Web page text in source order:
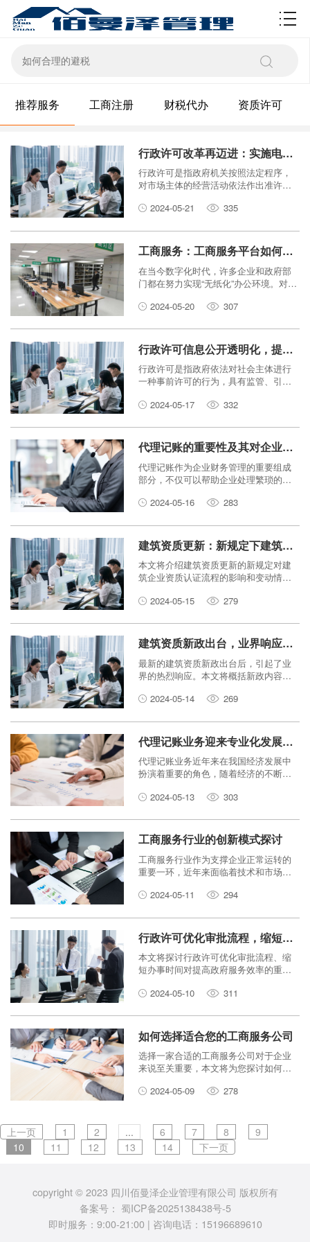
资质许可
推荐服务 工商注册 财税代办 资质许可
行政许可改革再迈进：实施电子化申请，提升服务效能
行政许可是指政府机关按照法定程序，
对市场主体的经营活动依法作出准许或
发展，电子化申请成为了行政许可改革
改革中实施电子化申请所带来的优势和
影响，以及如何提升服务效能。
2024-05-21 335
工商服务：工商服务平台如何打造‘无纸化’办公环境？
在当今数字化时代，许多企业和政府部
门都在努力实现“无纸化”办公环境。对于
仅可以提高工作效率，还能减少资源浪
现代科技手段，打造符合当今时代潮流
的无纸化办公环境，以及实现这一目标
的重要性和益处。
2024-05-20 307
行政许可信息公开透明化，提升监管效能
行政许可是指政府依法对社会主体进行
一种事前许可的行为，具有监管、引导
而，长期以来，行政许可过程中的信息
一些不法行为的滋生和监管效能的低
下。为此，行政许可信息公开透明化成
为提升监管效能的关键举措。
2024-05-17 332
代理记账的重要性及其对企业发展的价值
代理记账作为企业财务管理的重要组成
部分，不仅可以帮助企业处理繁琐的财
的财务数据和专业的财务咨询。本文将
展的价值。
2024-05-16 283
建筑资质更新：新规定下建筑企业资质认证流程变动
本文将介绍建筑资质更新的新规定对建
筑企业资质认证流程的影响和变动情
2024-05-15
279
建筑资质新政出台，业界响应热烈
最新的建筑资质新政出台后，引起了业
界的热烈响应。本文将概括新政内容，
2024-05-14
269
代理记账业务迎来专业化发展，服务领域不断扩大
代理记账业务近年来在我国经济发展中
扮演着重要的角色，随着经济的不断发
的发展，并且其服务领域也不断扩大。
2024-05-13 303
工商服务行业的创新模式探讨
工商服务行业作为支撑企业正常运转的
重要一环，近年来面临着技术和市场变
业在创新模式方面的应对之道。
2024-05-11 294
行政许可优化审批流程，缩短办事时间
本文将探讨行政许可优化审批流程、缩
短办事时间对提高政府服务效率的重要
短办事时间来提升行政效率。
2024-05-10 311
如何选择适合您的工商服务公司
选择一家合适的工商服务公司对于企业
来说至关重要，本文将为您探讨如何选
记账、建筑资质到行政许可均会进行涵
2024-05-09 278
上一页 1 2 ... 6 7 8
9
10
11 12 13 14 下一页
copyright © 2023 四川佰曼泽企业管理有限公司 版权所有
备案号： 蜀ICP备2025138438号-5
即时服务：9:00-21:00 | 咨询电话：15196689610